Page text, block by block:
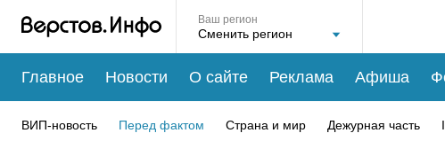
Ваш регион
Главное Новости О сайте Реклама Афиша
ВИП-новость Перед фактом Страна и мир Дежурная часть